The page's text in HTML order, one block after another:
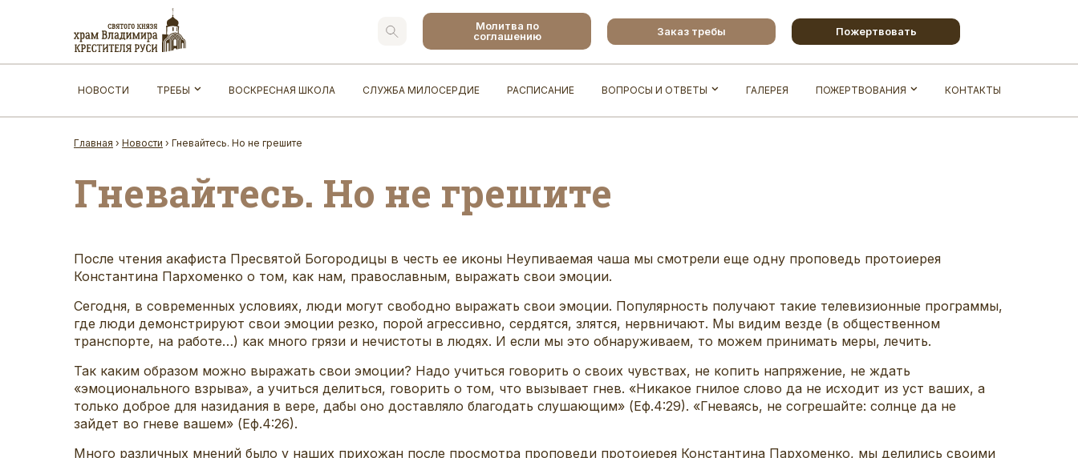
Молитва по
соглашению
Заказ требы Пожертвовать
НОВОСТИ ТРЕБЫ ВОСКРЕСНАЯ ШКОЛА СЛУЖБА МИЛОСЕРДИЕ РАСПИСАНИЕ ВОПРОСЫ И ОТВЕТЫ ГАЛЕРЕЯ ПОЖЕРТВОВАНИЯ КОНТАКТЫ
Главная › Новости › Гневайтесь. Но не грешите
Гневайтесь. Но не грешите
После чтения акафиста Пресвятой Богородицы в честь ее иконы Неупиваемая чаша мы смотрели еще одну проповедь протоиерея
Константина Пархоменко о том, как нам, православным, выражать свои эмоции.
Сегодня, в современных условиях, люди могут свободно выражать свои эмоции. Популярность получают такие телевизионные программы,
где люди демонстрируют свои эмоции резко, порой агрессивно, сердятся, злятся, нервничают. Мы видим везде (в общественном
транспорте, на работе…) как много грязи и нечистоты в людях. И если мы это обнаруживаем, то можем принимать меры, лечить.
Так каким образом можно выражать свои эмоции? Надо учиться говорить о своих чувствах, не копить напряжение, не ждать
«эмоционального взрыва», а учиться делиться, говорить о том, что вызывает гнев. «Никакое гнилое слово да не исходит из уст ваших, а
только доброе для назидания в вере, дабы оно доставляло благодать слушающим» (Еф.4:29). «Гневаясь, не согрешайте: солнце да не
зайдет во гневе вашем» (Еф.4:26).
Много различных мнений было у наших прихожан после просмотра проповеди протоиерея Константина Пархоменко, мы делились своими